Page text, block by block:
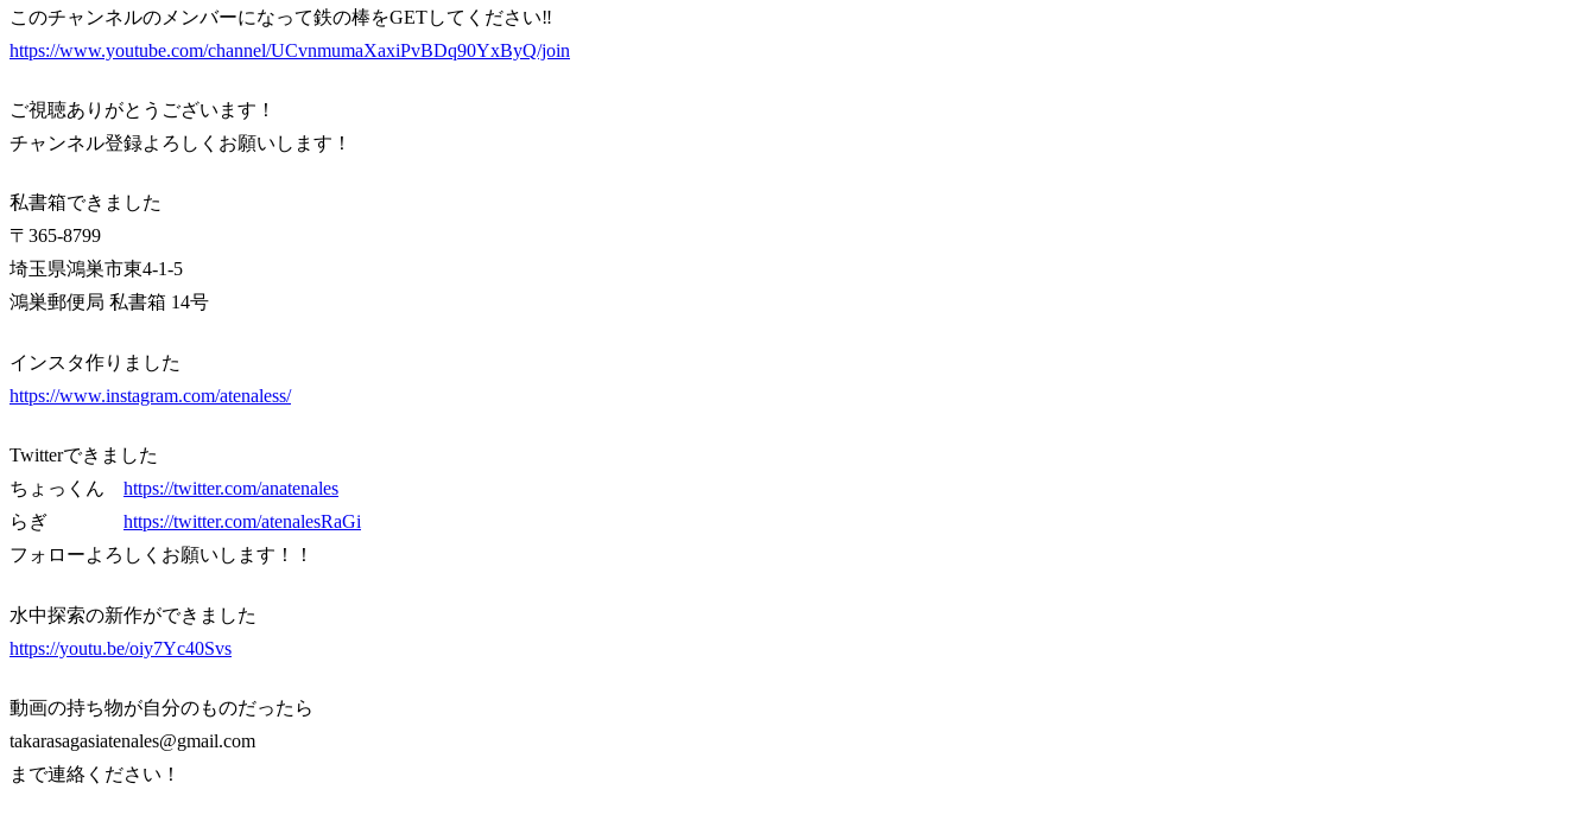
このチャンネルのメンバーになって鉄の棒をGETしてください‼
https://www.youtube.com/channel/UCvnmumaXaxiPvBDq90YxByQ/join
ご視聴ありがとうございます！
チャンネル登録よろしくお願いします！
私書箱できました
〒365-8799
埼玉県鴻巣市東4-1-5
鴻巣郵便局 私書箱 14号
インスタ作りました
https://www.instagram.com/atenaless/
Twitterできました
ちょっくん https://twitter.com/anatenales
らぎ https://twitter.com/atenalesRaGi
フォローよろしくお願いします！！
水中探索の新作ができました
https://youtu.be/oiy7Yc40Svs
動画の持ち物が自分のものだったら
takarasagasiatenales@gmail.com
まで連絡ください！